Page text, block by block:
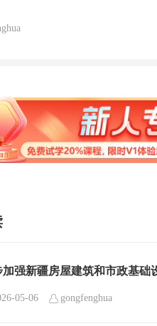
加强新疆房屋建筑和市政基
05-06 gongfenghua